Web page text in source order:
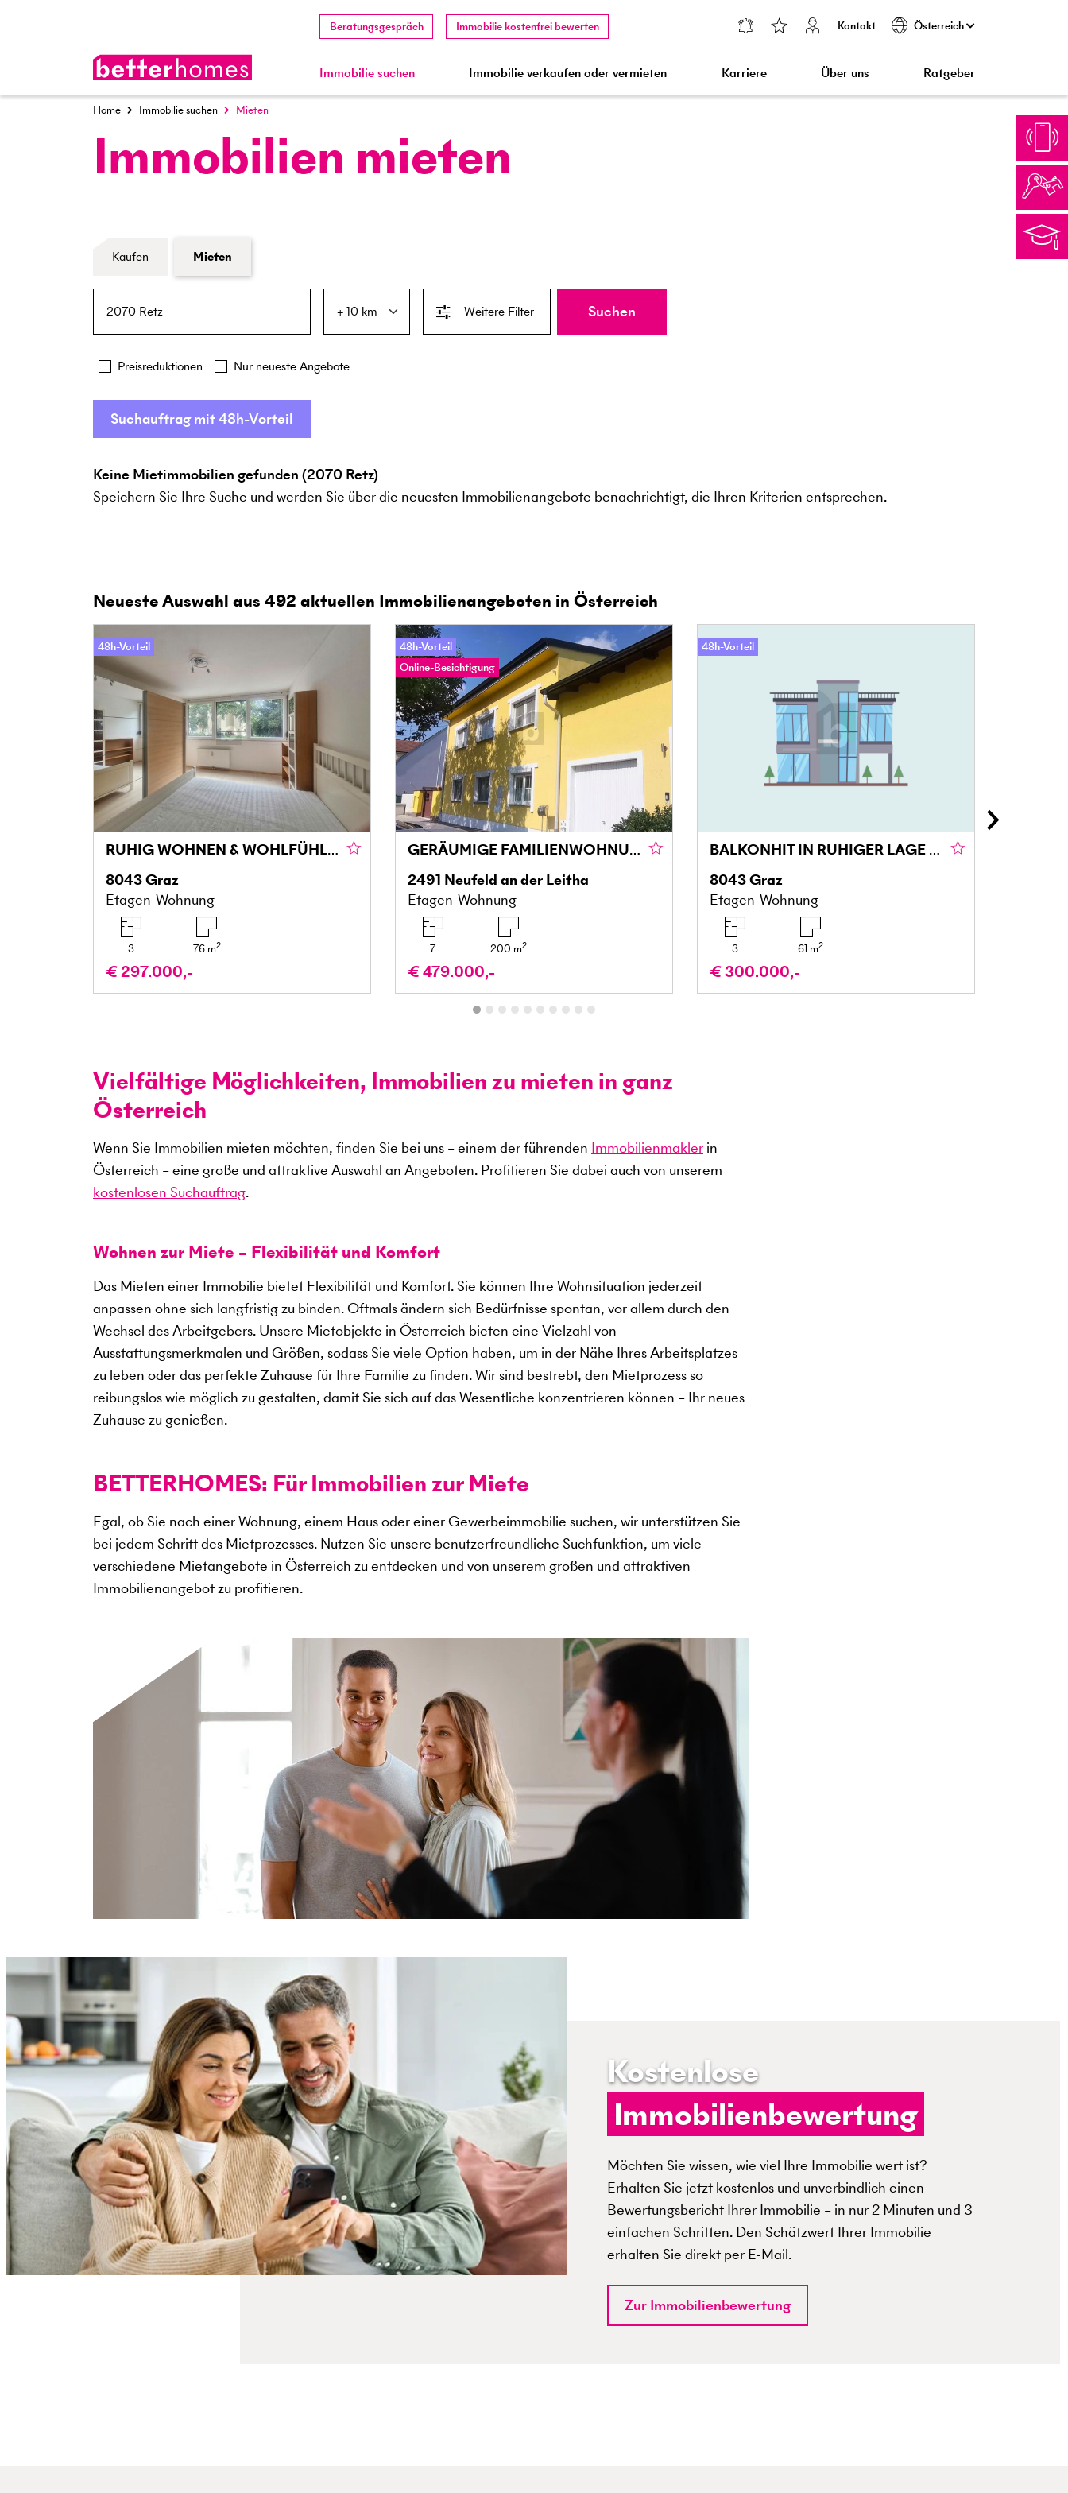
Beratungsgespräch Immobilie kostenfrei bewerten Kontakt Österreich
Immobilie suchen Immobilie verkaufen oder vermieten Karriere Über uns Ratgeber
Home Immobilie suchen Mieten
Immobilien mieten
Formular Immobiliensuche
Kaufen
Mieten
Weitere Filter
Preisreduktionen Nur neueste Angebote
Suchen
Suchauftrag mit 48h-Vorteil
Keine Mietimmobilien gefunden (2070 Retz)
Speichern Sie Ihre Suche und werden Sie über die neuesten Immobilienangebote benachrichtigt, die Ihren Kriterien entsprechen.
Neueste Auswahl aus 492 aktuellen Immobilienangeboten in Österreich
48h-Vorteil
RUHIG WOHNEN & WOHLFÜHLEN MIT BALKON IN DER MARIATROSTERSTRASSE
8043Graz
Etagen-Wohnung
3 76m2
€ 297.000,-
48h-Vorteil
Online-Besichtigung
GERÄUMIGE FAMILIENWOHNUNG MIT GROSSZÜGIGER TERRASSENLANDSCHAFT - EXTRA STUDIO
2491 Neufeld an der Leitha
Etagen-Wohnung
7 200 m2
€ 479.000,-
48h-Vorteil
BALKONHIT IN RUHIGER LAGE IM GRÜNEN GRAZ
8043Graz
Etagen-Wohnung
3 61 m2
€ 300.000,-
Vielfältige Möglichkeiten, Immobilien zu mieten in ganz
Österreich
Wenn Sie Immobilien mieten möchten, finden Sie bei uns – einem der führenden Immobilienmakler in
Österreich – eine große und attraktive Auswahl an Angeboten. Profitieren Sie dabei auch von unserem
kostenlosen Suchauftrag.
Wohnen zur Miete – Flexibilität und Komfort
Das Mieten einer Immobilie bietet Flexibilität und Komfort. Sie können Ihre Wohnsituation jederzeit
anpassen ohne sich langfristig zu binden. Oftmals ändern sich Bedürfnisse spontan, vor allem durch den
Wechsel des Arbeitgebers. Unsere Mietobjekte in Österreich bieten eine Vielzahl von
Ausstattungsmerkmalen und Größen, sodass Sie viele Option haben, um in der Nähe Ihres Arbeitsplatzes
zu leben oder das perfekte Zuhause für Ihre Familie zu finden. Wir sind bestrebt, den Mietprozess so
reibungslos wie möglich zu gestalten, damit Sie sich auf das Wesentliche konzentrieren können – Ihr neues
Zuhause zu genießen.
BETTERHOMES: Für Immobilien zur Miete
Egal, ob Sie nach einer Wohnung, einem Haus oder einer Gewerbeimmobilie suchen, wir unterstützen Sie
bei jedem Schritt des Mietprozesses. Nutzen Sie unsere benutzerfreundliche Suchfunktion, um viele
verschiedene Mietangebote in Österreich zu entdecken und von unserem großen und attraktiven
Immobilienangebot zu profitieren.
Kostenlose
Immobilienbewertung
Möchten Sie wissen, wie viel Ihre Immobilie wert ist?
Erhalten Sie jetzt kostenlos und unverbindlich einen
Bewertungsbericht Ihrer Immobilie – in nur 2 Minuten und 3
einfachen Schritten. Den Schätzwert Ihrer Immobilie
erhalten Sie direkt per E-Mail.
Zur Immobilienbewertung